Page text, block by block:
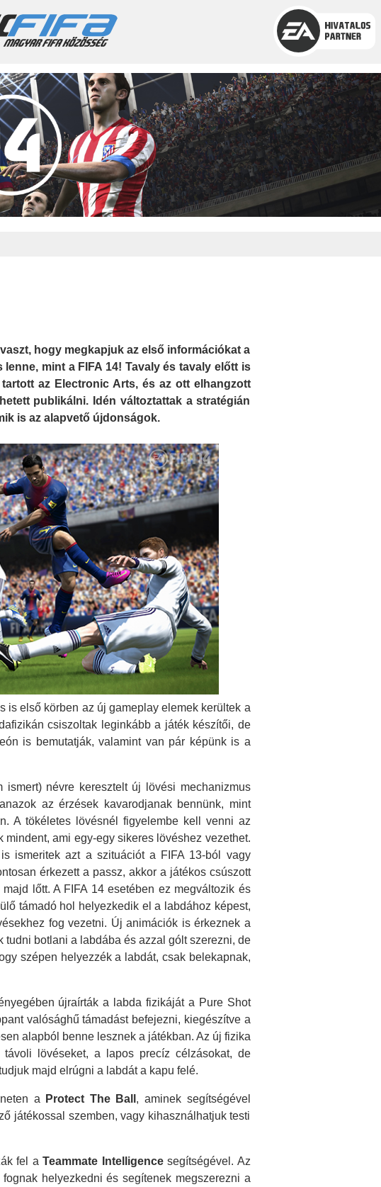
hogy megkapjuk az első információkat a
mint a FIFA 14! Tavaly és tavaly előtt is
az Electronic Arts, és az ott elhangzott
publikálni. Idén változtattak a stratégián
is az alapvető újdonságok.
is első körben az új gameplay elemek kerültek a
csiszoltak leginkább a játék készítői, de
is bemutatják, valamint van pár képünk is a
névre keresztelt új lövési mechanizmus
az érzések kavarodjanak bennünk, mint
A tökéletes lövésnél figyelembe kell venni az
ami egy-egy sikeres lövéshez vezethet.
ismeritek azt a szituációt a FIFA 13-ból vagy
érkezett a passz, akkor a játékos csúszott
lőtt. A FIFA 14 esetében ez megváltozik és
támadó hol helyezkedik el a labdához képest,
fog vezetni. Új animációk is érkeznek a
tudni botlani a labdába és azzal gólt szerezni, de
szépen helyezzék a labdát, csak belekapnak,
újraírták a labda fizikáját a Pure Shot
valósághű támadást befejezni, kiegészítve a
alapból benne lesznek a játékban. Az új fizika
lövéseket, a lapos precíz célzásokat, de
majd elrúgni a labdát a kapu felé.
a Protect The Ball , aminek segítségével
játékossal szemben, vagy kihasználhatjuk testi
fel a Teammate Intelligencesegítségével. Az
helyezkedni és segítenek megszerezni a